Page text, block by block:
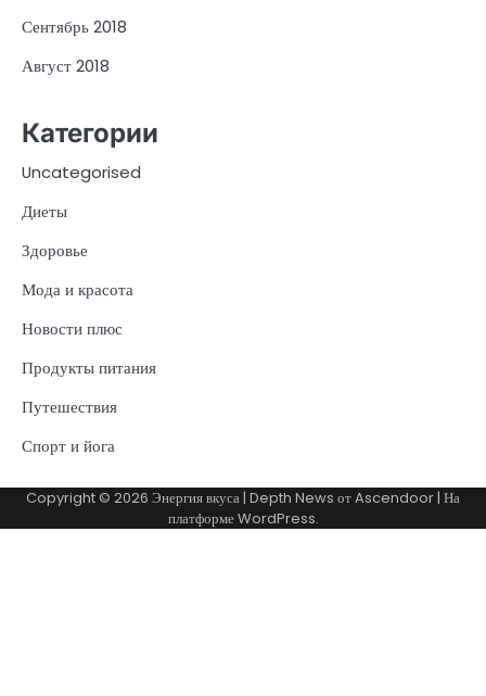
Сентябрь 2018
Август 2018
Категории
Uncategorised
Диеты
Здоровье
Мода и красота
Новости плюс
Продукты питания
Путешествия
Спорт и йога
Copyright © 2026 Энергия вкуса| Depth News отAscendoor| На
платформеWordPress.